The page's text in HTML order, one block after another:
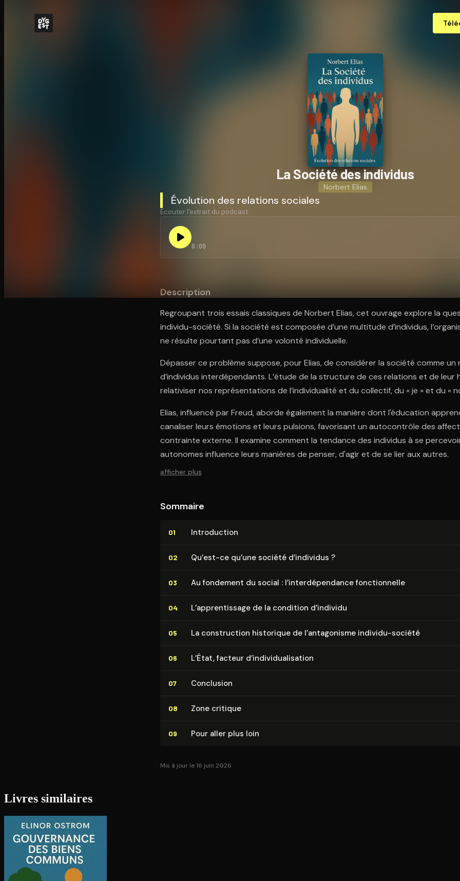
La Société des individus
Norbert Elias
Évolution des relations sociales
Écouter l'extrait du podcast :
0:00
Description
Regroupant trois essais classiques de Norbert Elias, cet ouvrage explore la
individu-société. Si la société est composée d’une multitude d’individus,
ne résulte pourtant pas d’une volonté individuelle.
Dépasser ce problème suppose, pour Elias, de considérer la société comme
d’individus interdépendants. L’étude de la structure de ces relations et de leur
relativiser nos représentations de l’individualité et du collectif, du « je » et du «
Elias, influencé par Freud, aborde également la manière dont l'éducation
canaliser leurs émotions et leurs pulsions, favorisant un autocontrôle des
contrainte externe. Il examine comment la tendance des individus à se
autonomes influence leurs manières de penser, d'agir et de se lier aux autres.
afficher plus
Sommaire
01 In­tro­duc­tion
02 Qu’est-ce qu’une société d’individus ?
03 Au fondement du social : l’in­ter­dé­pen­dance fonc­tion­nelle
04 L’ap­pren­tis­sage de la condition d’individu
05 La construc­tion historique de l’antagonisme individu-société
06 L’État, facteur d’in­di­vi­dua­li­sa­tion
07 Conclusion
08 Zone critique
09 Pour aller plus loin
Mis à jour le 16 juin 2026
Livres similaires